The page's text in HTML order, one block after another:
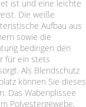
ist und eine leichte
Die weiße
Aufbau aus
sowie die
bedingen den
für ein stets
Als Blendschutz
können Sie dieses
Das Wabenplissee
Polyestergewebe,